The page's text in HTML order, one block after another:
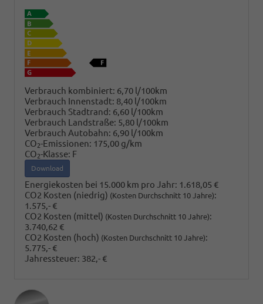
Verbrauch kombiniert: 6,70 l/100km
Verbrauch Innenstadt: 8,40 l/100km
Verbrauch Stadtrand: 6,60 l/100km
Verbrauch Landstraße: 5,80 l/100km
Verbrauch Autobahn: 6,90 l/100km
CO2-Emissionen: 175,00 g/km
CO2-Klasse: F
Download
Energiekosten bei 15.000 km pro Jahr: 1.618,05 €
CO2 Kosten (niedrig) (Kosten Durchschnitt 10 Jahre):
1.575,- €
CO2 Kosten (mittel) (Kosten Durchschnitt 10 Jahre):
3.740,62 €
CO2 Kosten (hoch) (Kosten Durchschnitt 10 Jahre):
5.775,- €
Jahressteuer: 382,- €